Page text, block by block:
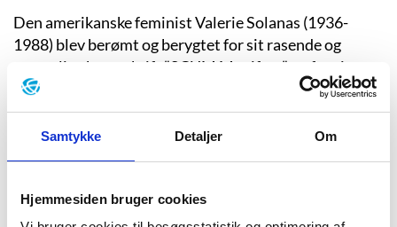
Samtykke Detaljer Om
Hjemmesiden bruger cookies
Den amerikanske feminist Valerie Solanas (1936-
1988) blev berømt og berygtet for sit rasende og
uregerlige kampskrift ”SCUM Manifest” og for sit
mordforsøg på kunstneren Andy Warhol.
Kathrine Kressmann Taylor
Taylor skrev i 1938 den skelsættende brevroman